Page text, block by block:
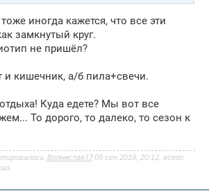
иногда кажется, что все эти
замкнутый круг.
не пришёл?
и кишечник, а/б пила+свечи.
Куда едете? Мы вот все
То дорого, то далеко, то сезон к
Волнистая1709 сен 2019, 20:12, всего